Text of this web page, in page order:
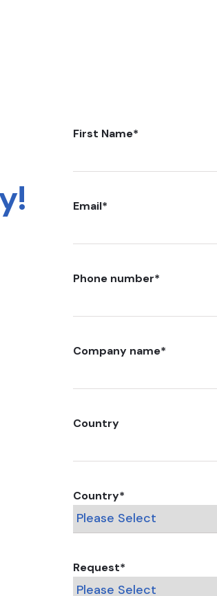
First Name*
Email*
Phone number*
Company name*
Country
Country*
Request*